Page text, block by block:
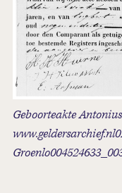
Geboorteakte